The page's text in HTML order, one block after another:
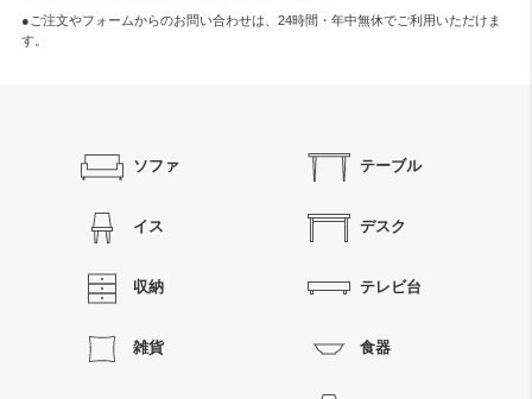
●ご注文やフォームからのお問い合わせは、 24時間・年中無休でご利用いただけま
す。
ソファ テーブル
イス デスク
収納 テレビ台
雑貨 食器